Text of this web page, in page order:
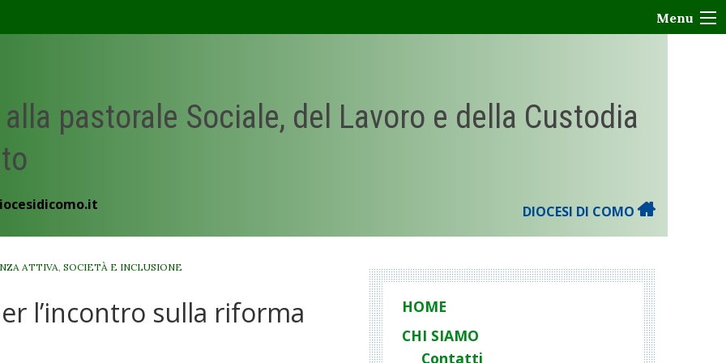
Menu
pastorale Sociale, del Lavoro e della Custodia
DIOCESI DI COMO
ATTIVA SOCIETÀ E INCLUSIONE
l’incontro sulla riforma
HOME
CHI SIAMO
Contatti